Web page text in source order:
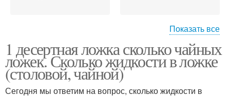
миллилитрах
Жидкости в неполной
ложке
Показать все
1 десертная ложка сколько чайных
ложек. Сколько жидкости в ложке
(столовой, чайной)
Сегодня мы ответим на вопрос, сколько жидкости в